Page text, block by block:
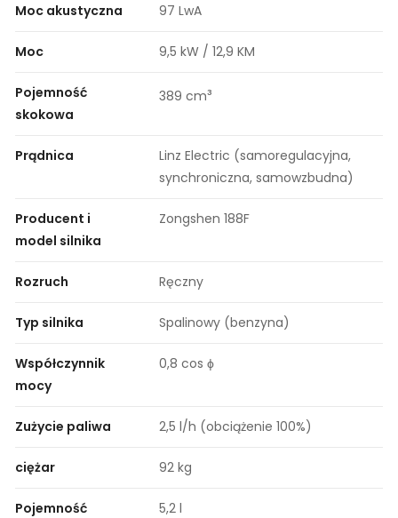
Moc akustyczna 97 LwA
Moc 9,5 kW / 12,9 KM
Pojemność
skokowa
389 cm³
Prądnica
Linz Electric (samoregulacyjna,
synchroniczna, samowzbudna)
Producent i
model silnika
Zongshen 188F
Rozruch Ręczny
Typ silnika Spalinowy (benzyna)
Współczynnik
mocy
0,8 cos ϕ
Zużycie paliwa 2,5 l/h (obciążenie 100%)
ciężar 92 kg
Pojemność
5,2 l